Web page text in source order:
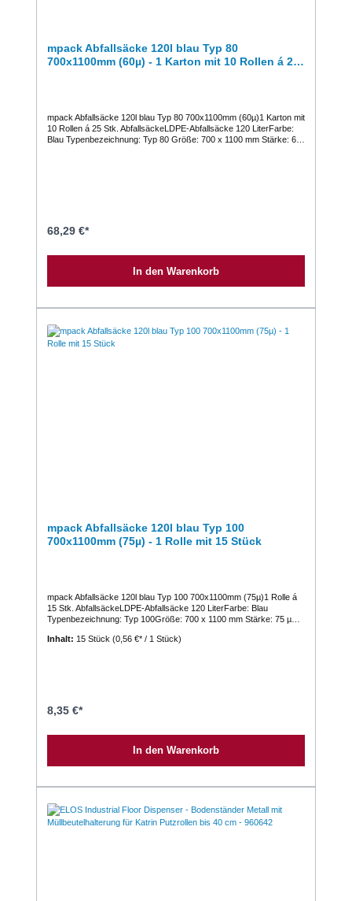
mpack Abfallsäcke 120l blau Typ 80
700x1100mm (60µ) - 1 Karton mit 10 Rollen á 25
mpack Abfallsäcke 120l blau Typ 80 700x1100mm (60µ)1 Karton mit
10 Rollen á 25 Stk. AbfallsäckeLDPE-Abfallsäcke 120 LiterFarbe:
Blau Typenbezeichnung: Typ 80 Größe: 700 x 1100 mm Stärke: 60
68,29 €*
In den Warenkorb
mpack Abfallsäcke 120l blau Typ 100
700x1100mm (75µ) - 1 Rolle mit 15 Stück
mpack Abfallsäcke 120l blau Typ 100 700x1100mm (75µ)1 Rolle á
15 Stk. AbfallsäckeLDPE-Abfallsäcke 120 LiterFarbe: Blau
Typenbezeichnung: Typ 100Größe: 700 x 1100 mm Stärke: 75 µ
Gefährliche Inhaltsstoffe: keine Wasserdichtigkeit: nicht
Inhalt: 15 Stück (0,56 €* / 1 Stück)
8,35 €*
In den Warenkorb